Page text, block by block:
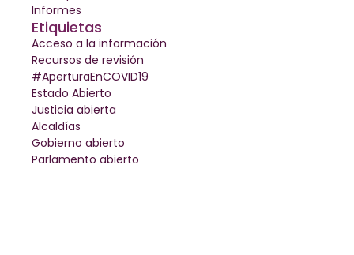
Informes
Etiquietas
Acceso a la información
Recursos de revisión
#AperturaEnCOVID19
Estado Abierto
Justicia abierta
Alcaldías
Gobierno abierto
Parlamento abierto